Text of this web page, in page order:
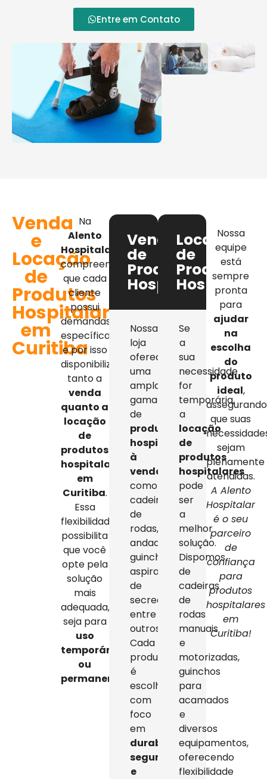
Entre em Contato
Venda
e
Locação
de
Produtos
Hospitalares
em
Curitiba
Na
Alento
Hospitalar
compreendemos
que cada
cliente
possui
demandas
específicas,
e por isso
disponibilizamos
tanto a
venda
quanto a
locação
de
produtos
hospitalares
em
Curitiba.
Essa
flexibilidade
possibilita
que você
opte pela
solução
mais
adequada,
seja para
uso
temporário
ou
permanente
Venda
de
Produtos
Hospitalares
Nossa
loja
oferece
uma
ampla
gama
de
produtos
hospitalares
à
venda
como
cadeiras
de
rodas,
andadores,
guinchos,
aspiradores
de
secreção,
entre
outros.
Cada
produto
é
escolhido
com
foco
em
durabilidade,
segurança
e
Locação
de
Produtos
Se
a
sua
necessidade
for
temporária,
a
locação
de
produtos
hospitalares
pode
ser
a
melhor
solução.
Dispomos
de
cadeiras
de
rodas
manuais
e
motorizadas,
guinchos
para
acamados
e
diversos
equipamentos,
oferecendo
flexibilidade
Nossa
equipe
está
sempre
pronta
para
ajudar
na
escolha
do
produto
ideal,
assegurando
que suas
sejam
plenamente
atendidas.
A Alento
Hospitalar
é o seu
parceiro
de
confiança
para
produtos
hospitalares
em
Curitiba!